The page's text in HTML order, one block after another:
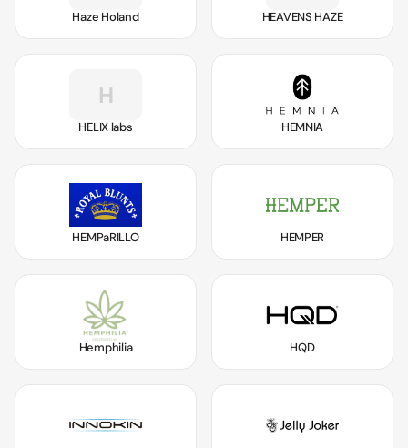
Haze Holand HEAVENS HAZE
H
HELIX labs HEMNIA
HEMPaRILLO HEMPER
Hemphilia HQD